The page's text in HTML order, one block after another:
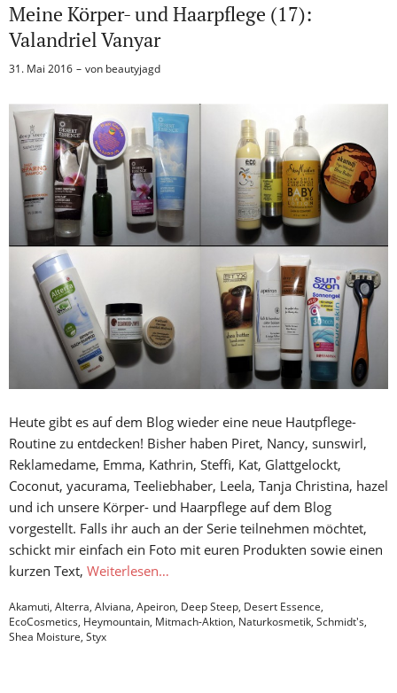
Meine Körper- und Haarpflege (17):
Valandriel Vanyar
31. Mai 2016 von beautyjagd
Heute gibt es auf dem Blog wieder eine neue Hautpflege-
Routine zu entdecken! Bisher haben Piret, Nancy, sunswirl,
Reklamedame, Emma, Kathrin, Steffi, Kat, Glattgelockt,
Coconut, yacurama, Teeliebhaber, Leela, Tanja Christina, hazel
und ich unsere Körper- und Haarpflege auf dem Blog
vorgestellt. Falls ihr auch an der Serie teilnehmen möchtet,
schickt mir einfach ein Foto mit euren Produkten sowie einen
kurzen Text, Weiterlesen…
Akamuti, Alterra, Alviana, Apeiron, Deep Steep, Desert Essence,
EcoCosmetics, Heymountain, Mitmach-Aktion, Naturkosmetik, Schmidt's,
Shea Moisture, Styx